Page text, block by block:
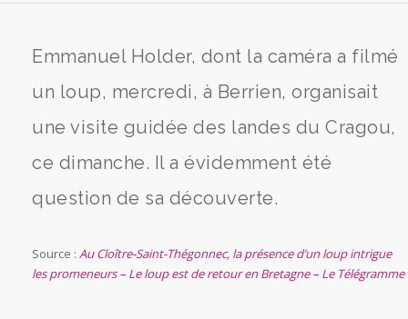
Emmanuel Holder, dont la caméra a filmé
un loup, mercredi, à Berrien, organisait
une visite guidée des landes du Cragou,
ce dimanche. Il a évidemment été
question de sa découverte.
Source :Au Cloître-Saint-Thégonnec, la présence d’un loup intrigue
les promeneurs – Le loup est de retour en Bretagne – Le Télégramme